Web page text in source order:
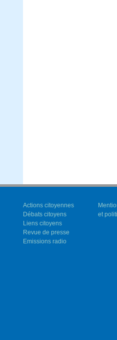
Actions citoyennes
Débats citoyens
Liens citoyens
Revue de presse
Emissions radio
et